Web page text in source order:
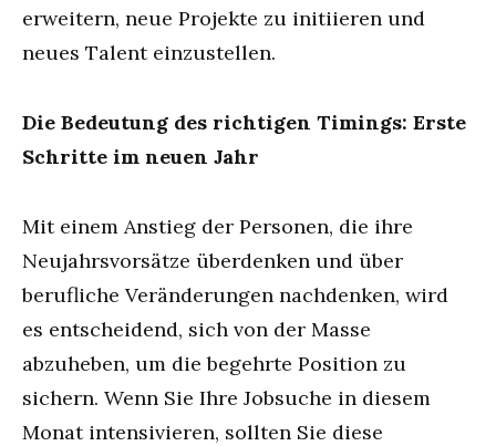
erweitern, neue Projekte zu initiieren und
neues Talent einzustellen.
Die Bedeutung des richtigen Timings: Erste
Schritte im neuen Jahr
Mit einem Anstieg der Personen, die ihre
Neujahrsvorsätze überdenken und über
berufliche Veränderungen nachdenken, wird
es entscheidend, sich von der Masse
abzuheben, um die begehrte Position zu
sichern. Wenn Sie Ihre Jobsuche in diesem
Monat intensivieren, sollten Sie diese